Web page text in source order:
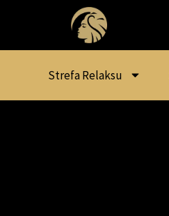
Strefa Relaksu